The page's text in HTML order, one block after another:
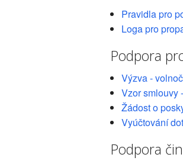
Pravidla pro
Loga pro
Podpora
Výzva -
Vzor smlouvy
Žádost o
Vyúčtování
Podpora